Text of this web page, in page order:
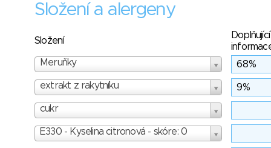
Složení a alergeny
Složení
Doplňující
Meruňky
extrakt z rakytníku
cukr
E330 - Kyselina citronová - skóre: 0